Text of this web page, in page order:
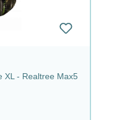
XL - Realtree Max5